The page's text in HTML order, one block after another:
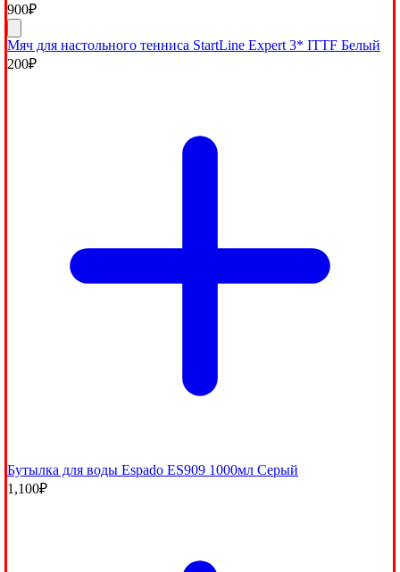
900₽
Мяч для настольного тенниса StartLine Expert 3* ITTF Белый
200₽
Бутылка для воды Espado ES909 1000мл Серый
1,100₽